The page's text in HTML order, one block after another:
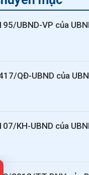
UBND-VP của
QĐ-UBND của
KH-UBND của